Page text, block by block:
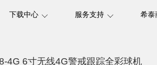
下载中心 服务支持 希泰
4G 6寸无线4G警戒跟踪全彩球机